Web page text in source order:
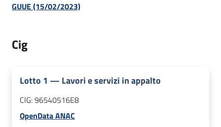
GUUE (15/02/2023)
Cig
Lotto 1 — Lavori e servizi in appalto
CIG:96540516E8
OpenData ANAC